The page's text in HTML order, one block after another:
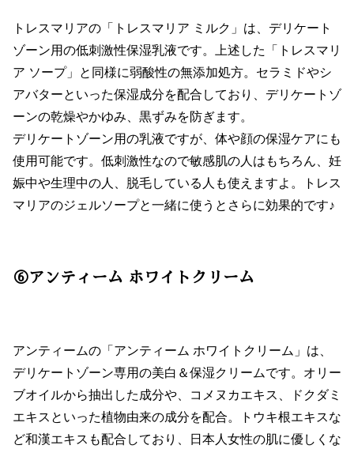
トレスマリアの「トレスマリア ミルク」は、デリケート
ゾーン用の低刺激性保湿乳液です。上述した「トレスマリ
ア ソープ」と同様に弱酸性の無添加処方。セラミドやシ
アバターといった保湿成分を配合しており、デリケートゾ
ーンの乾燥やかゆみ、黒ずみを防ぎます。
デリケートゾーン用の乳液ですが、体や顔の保湿ケアにも
使用可能です。低刺激性なので敏感肌の人はもちろん、妊
娠中や生理中の人、脱毛している人も使えますよ。トレス
マリアのジェルソープと一緒に使うとさらに効果的です♪
⑥アンティーム ホワイトクリーム
アンティームの「アンティーム ホワイトクリーム」は、
デリケートゾーン専用の美白＆保湿クリームです。オリー
ブオイルから抽出した成分や、コメヌカエキス、ドクダミ
エキスといった植物由来の成分を配合。トウキ根エキスな
ど和漢エキスも配合しており、日本人女性の肌に優しくな